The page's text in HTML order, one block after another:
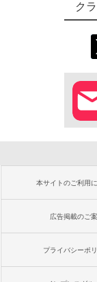
ク
本サイトのご利用
広告掲載のご
プライバシーポ